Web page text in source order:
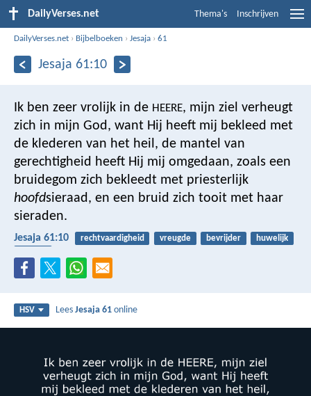
DailyVerses.net Thema's Inschrijven
DailyVerses.net › Bijbelboeken ›Jesaja ›61
Jesaja 61:10
Ik ben zeer vrolijk in de HEERE, mijn ziel verheugt
zich in mijn God, want Hij heeft mij bekleed met
de klederen van het heil, de mantel van
gerechtigheid heeft Hij mij omgedaan, zoals een
bruidegom zich bekleedt met priesterlijk
hoofdsieraad, en een bruid zich tooit met haar
sieraden.
Jesaja 61:10 rechtvaardigheid vreugde bevrijder
huwelijk
HSV LeesJesaja 61 online